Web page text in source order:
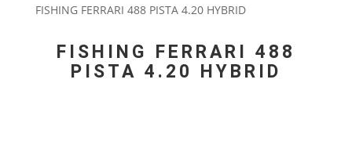
FISHING FERRARI 488 PISTA 4.20 HYBRID
FISHING FERRARI 488
PISTA 4.20 HYBRID